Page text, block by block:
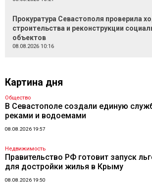
Прокуратура Севастополя проверила
строительства и реконструкции
объектов
08.08.2026 10:16
Картина дня
Общество
В Севастополе создали единую
реками и водоемами
08.08.2026 19:57
Недвижимость
Правительство РФ готовит запуск
для достройки жилья в Крыму
08.08.2026 19:50